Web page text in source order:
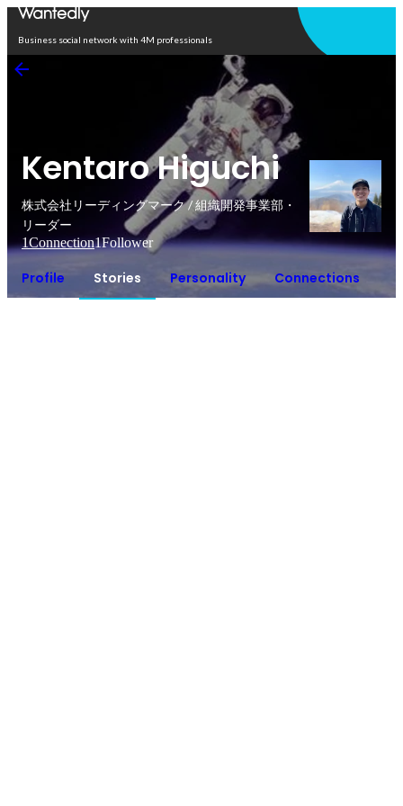
Business social network with 4M professionals
Kentaro Higuchi
株式会社リーディングマーク / 組織開発事業部・
リーダー
1Connection1Follower
Profile Stories Personality Connections